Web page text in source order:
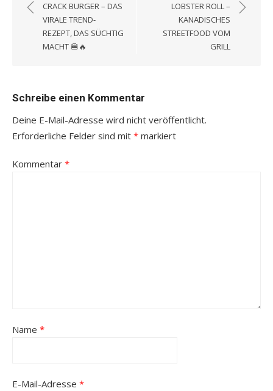
CRACK BURGER – DAS
VIRALE TREND-
REZEPT, DAS SÜCHTIG
MACHT 🍔🔥
LOBSTER ROLL –
KANADISCHES
STREETFOOD VOM
GRILL
Schreibe einen Kommentar
Deine E-Mail-Adresse wird nicht veröffentlicht.
Erforderliche Felder sind mit * markiert
Kommentar *
Name *
E-Mail-Adresse *